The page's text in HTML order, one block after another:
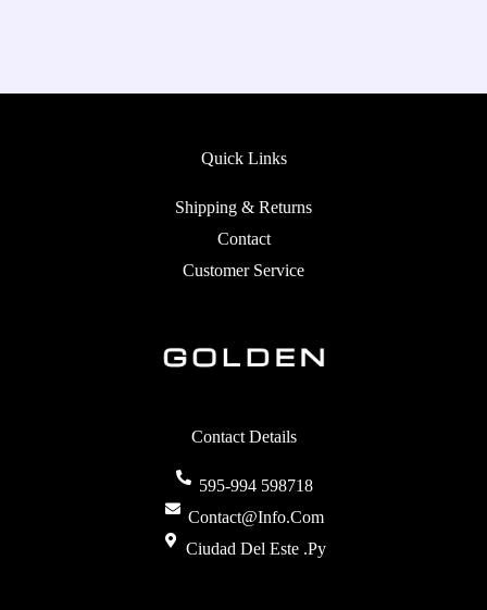
Contact Details
595-994 598718
Contact@info.com
Ciudad Del Este .py
Quick Links
Shipping & Returns
Contact
Customer Service